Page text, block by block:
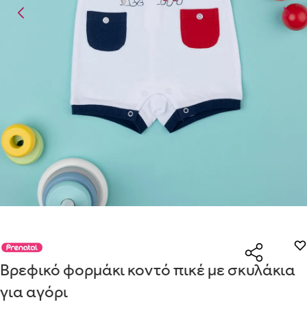
Βρεφικό φορμάκι κοντό πικέ με σκυλάκια
για αγόρι
Οδηγός μεγεθών μαμάς
ΕΣΩΡΟΥΧΑ ΕΓΚΥΜΟΣΥΝΗΣ – ΤΟ ΣΟΥΤΙΕΝ ΠΩΣ
ΠΑΙΡΝΟΥΜΕ ΤΑ ΜΕΤΡΑ
Με την προσφορά
θα λάβεις δωρεάν το είδος με τη
χαμηλότερη τιμή αν αγοράσεις τουλάχιστον
Με την προσφορά
στο καλάθι, αν
αγοράσεις τουλάχιστον
με την ειδική σήμανση.
Είναι για δώρο;
ΝΑΙ
Λεπτομέρειες που θα ήθελες να γνωρίζουμε για το δώρο σου
ΑΠΟΘΉΚΕΥΣΕ